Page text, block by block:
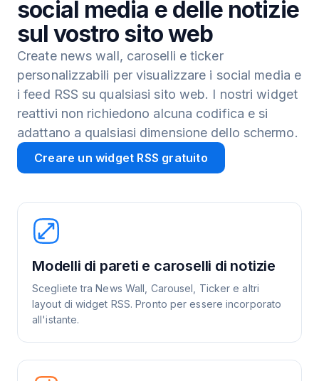
social media e delle notizie
sul vostro sito web
Create news wall, caroselli e ticker
personalizzabili per visualizzare i social media e
i feed RSS su qualsiasi sito web. I nostri widget
reattivi non richiedono alcuna codifica e si
adattano a qualsiasi dimensione dello schermo.
Creare un widget RSS gratuito
Modelli di pareti e caroselli di notizie
Scegliete tra News Wall, Carousel, Ticker e altri
layout di widget RSS. Pronto per essere incorporato
all'istante.